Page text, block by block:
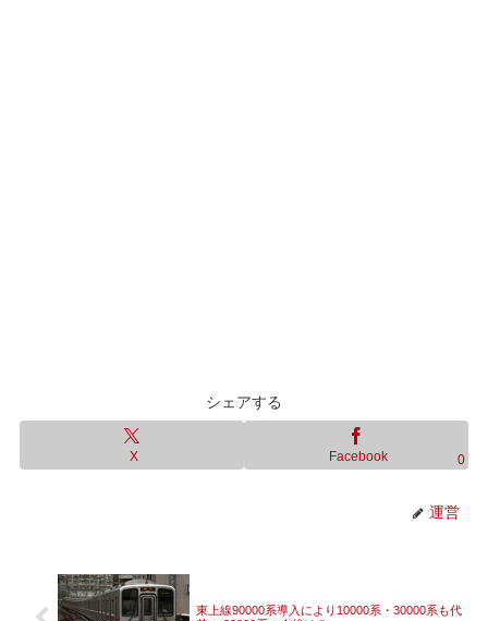
シェアする
X Facebook 0
運営
東上線90000系導入により10000系・30000系も代